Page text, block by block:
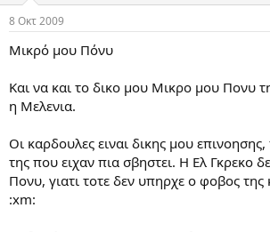
8 Οκτ 2009
Μικρό μου Πόνυ
Και να και το δικο μου Μικρο μου Πονυ
η Μελενια.
Οι καρδουλες ειναι δικης μου
της που ειχαν πια σβηστει. Η Ελ Γκρεκο
Πονυ, γιατι τοτε δεν υπηρχε ο φοβος της
:xm: